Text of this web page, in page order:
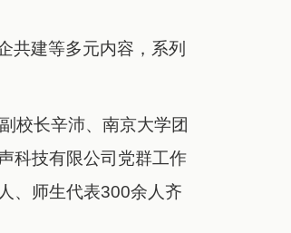
共建等多元内容，系列
校长辛沛、南京大学团
科技有限公司党群工作
、师生代表300余人齐